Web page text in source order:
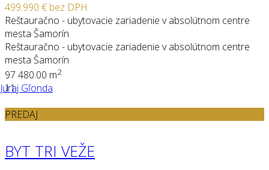
499.990 € bez DPH
Reštauračno - ubytovacie zariadenie v absolútnom centre
mesta Šamorín
Reštauračno - ubytovacie zariadenie v absolútnom centre
mesta Šamorín
97 480.00 m2
Juraj Gľonda
11
PREDAJ
BYT TRI VEŽE